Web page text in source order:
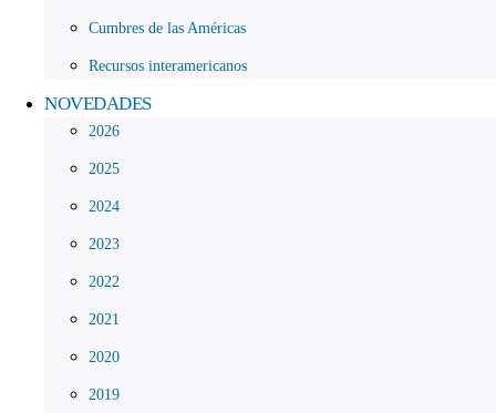
Cumbres de las Américas
Recursos interamericanos
NOVEDADES
2026
2025
2024
2023
2022
2021
2020
2019